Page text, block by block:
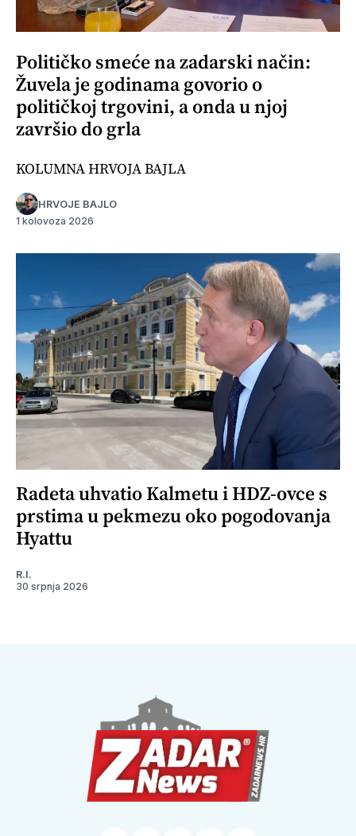
Političko smeće na zadarski način:
Žuvela je godinama govorio o
političkoj trgovini, a onda u njoj
završio do grla
KOLUMNA HRVOJA BAJLA
HRVOJE BAJLO
1 kolovoza 2026
Radeta uhvatio Kalmetu i HDZ-ovce s
prstima u pekmezu oko pogodovanja
Hyattu
R.I.
30 srpnja 2026